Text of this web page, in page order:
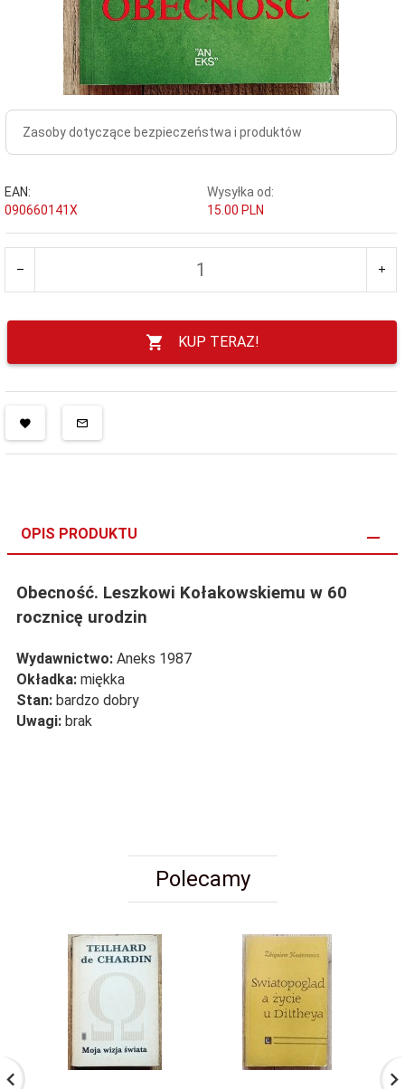
Zasoby dotyczące bezpieczeństwa i produktów
EAN:
090660141X
Wysyłka od:
15.00 PLN
KUP TERAZ!
OPIS PRODUKTU
Obecność. Leszkowi Kołakowskiemu w 60
rocznicę urodzin
Wydawnictwo: Aneks 1987
Okładka: miękka
Stan: bardzo dobry
Uwagi: brak
Polecamy